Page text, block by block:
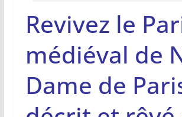
Revivez le
médiéval de
Dame de